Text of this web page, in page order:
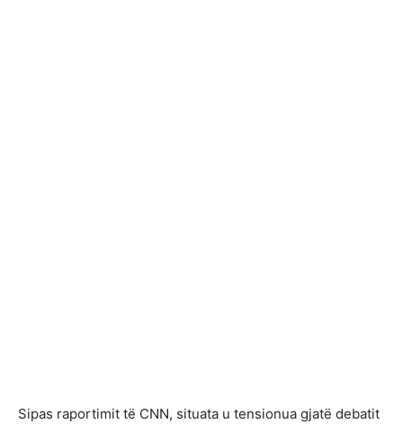
Sipas raportimit të CNN, situata u tensionua gjatë debatit